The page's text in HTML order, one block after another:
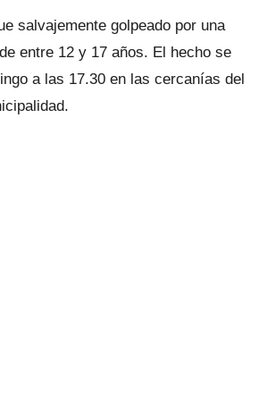
salvajemente golpeado por una
entre 12 y 17 años. El hecho se
a las 17.30 en las cercanías del